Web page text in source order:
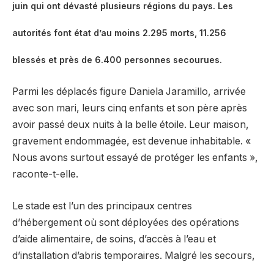
juin qui ont dévasté plusieurs régions du pays. Les
autorités font état d’au moins 2.295 morts, 11.256
blessés et près de 6.400 personnes secourues.
Parmi les déplacés figure Daniela Jaramillo, arrivée
avec son mari, leurs cinq enfants et son père après
avoir passé deux nuits à la belle étoile. Leur maison,
gravement endommagée, est devenue inhabitable. «
Nous avons surtout essayé de protéger les enfants »,
raconte-t-elle.
Le stade est l’un des principaux centres
d’hébergement où sont déployées des opérations
d’aide alimentaire, de soins, d’accès à l’eau et
d’installation d’abris temporaires. Malgré les secours,